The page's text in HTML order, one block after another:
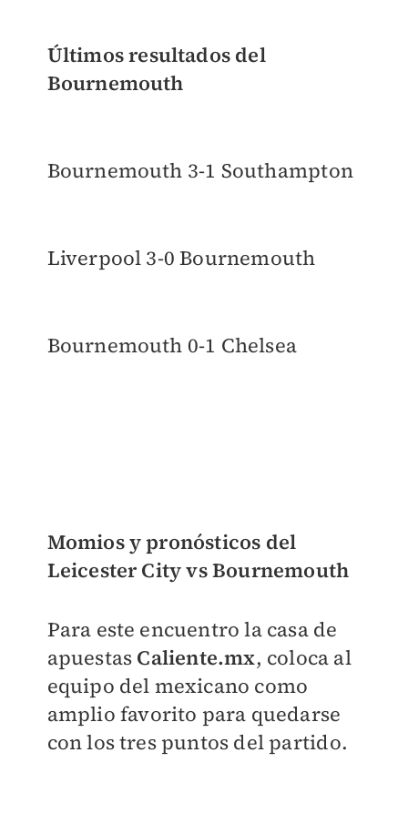
Últimos resultados del
Bournemouth
Bournemouth 3-1 Southampton
Liverpool 3-0 Bournemouth
Bournemouth 0-1 Chelsea
Momios y pronósticos del
Leicester City vs Bournemouth
Para este encuentro la casa de
apuestas Caliente.mx, coloca al
equipo del mexicano como
amplio favorito para quedarse
con los tres puntos del partido.